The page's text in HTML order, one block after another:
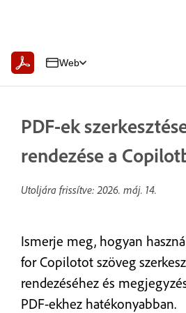
Web
PDF-ek
rendezése a
Utoljára frissítve:2026. máj. 14.
Ismerje meg, hogyan
for Copilotot szöveg
rendezéséhez és
PDF-ekhez hatékonyabban.